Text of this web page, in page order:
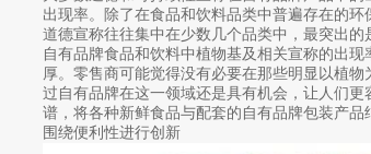
出现率。除了在食品和饮料品类中普遍存在的
道德宣称往往集中在少数几个品类中，最突出的
自有品牌食品和饮料中植物基及相关宣称的出
厚。零售商可能觉得没有必要在那些明显以植
过自有品牌在这一领域还是具有机会，让人们
谱，将各种新鲜食品与配套的自有品牌包装产品
围绕便利性进行创新